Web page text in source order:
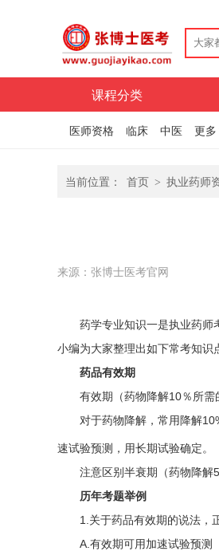
课程分类
医师资格 临床 中医 更
当前位置： 首页 > 执业药师
来源：张博士医考官网
药学专业知识一是执业药师
小编为大家整理出如下常考知识
药品有效期
有效期（药物降解10％所
对于药物降解，常用降解
速试验预测，用长期试验确定。
注意区别半衰期（药物降解
历年考题举例
1.关于药品有效期的说法，
A.有效期可用加速试验预测